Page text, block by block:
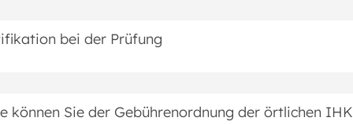
bei der Prüfung
können Sie der Gebührenordnung der örtlichen IHK